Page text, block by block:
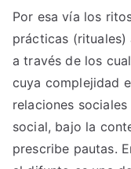
Por esa vía los
prácticas (rituales)
a través de los
cuya complejidad
relaciones
social, bajo la
prescribe pautas.